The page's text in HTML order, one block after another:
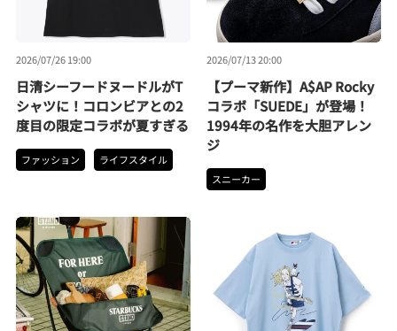
2026/07/26 19:00
日清シーフードヌードルがT
シャツに！コロンビアとの2
度目の限定コラボが夏すぎる
ファッション ライフスタイル
2026/07/13 20:00
【プーマ新作】A$AP Rocky
コラボ「SUEDE」が登場！
1994年の名作を大胆アレン
ジ
スニーカー